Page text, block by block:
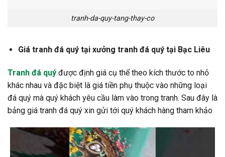
tranh-da-quy-tang-thay-co
Giá tranh đá quý tại xưởng tranh đá quý tại Bạc Liêu
Tranh đá quý được định giá cụ thể theo kích thước to nhỏ
khác nhau và đặc biệt là giá tiền phụ thuộc vào những loại
đá quý mà quý khách yêu cầu làm vào trong tranh. Sau đây là
bảng giá tranh đá quý xin gửi tới quý khách hàng tham khảo